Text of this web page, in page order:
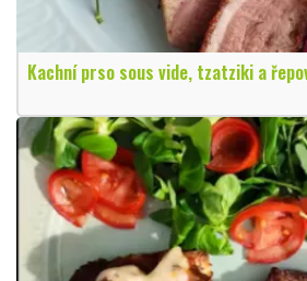
Kachní prso sous vide, tzatziki a